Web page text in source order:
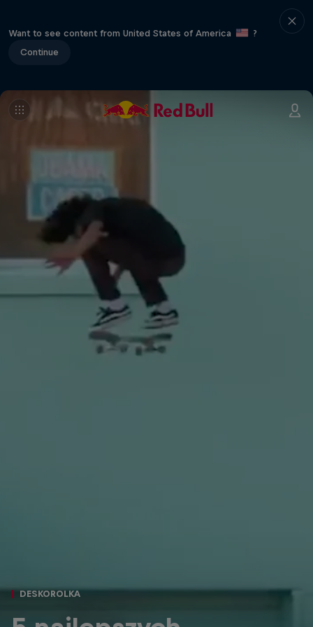
Want to see content from United States of America
?
Continue
DESKOROLKA